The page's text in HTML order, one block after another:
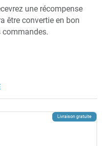
une récompense
être convertie en bon
commandes.
Livraison gratuite